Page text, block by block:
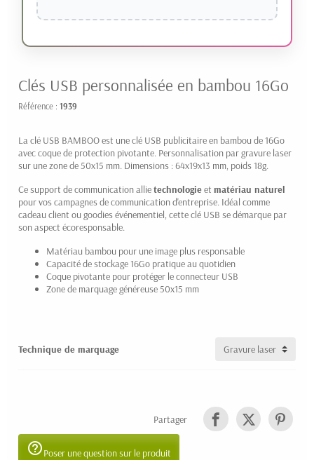
Clés USB personnalisée en bambou 16Go
Référence : 1939
La clé USB BAMBOO est une clé USB publicitaire en bambou de 16Go
avec coque de protection pivotante. Personnalisation par gravure laser
sur une zone de 50x15 mm. Dimensions : 64x19x13 mm, poids 18g.
Ce support de communication allietechnologieet matériau naturel
pour vos campagnes de communication d'entreprise. Idéal comme
cadeau client ou goodies événementiel, cette clé USB se démarque par
son aspect écoresponsable.
Matériau bambou pour une image plus responsable
Capacité de stockage 16Go pratique au quotidien
Coque pivotante pour protéger le connecteur USB
Zone de marquage généreuse 50x15 mm
Technique de marquage
Partager
help_outlinePoser une question sur le produit